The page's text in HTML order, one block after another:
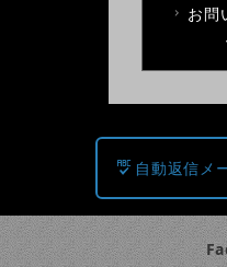
お問
自動返信メ